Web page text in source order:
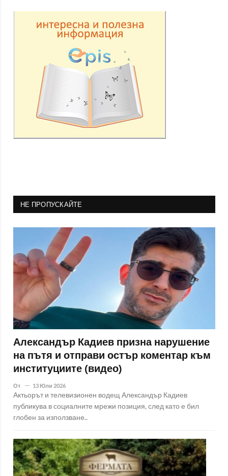
НЕ ПРОПУСКАЙТЕ
Александър Кадиев призна нарушение
на пътя и отправи остър коментар към
институциите (видео)
От 13 Юли 2026
Актьорът и телевизионен водещ Александър Кадиев
публикува в социалните мрежи позиция, след като е бил
глобен за използване..